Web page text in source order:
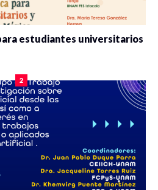
estudiantes universitarios
2